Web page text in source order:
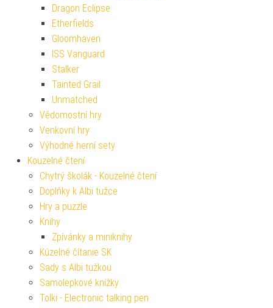
Dragon Eclipse
Etherfields
Gloomhaven
ISS Vanguard
Stalker
Tainted Grail
Unmatched
Vědomostní hry
Venkovní hry
Výhodné herní sety
Kouzelné čtení
Chytrý školák - Kouzelné čtení
Doplňky k Albi tužce
Hry a puzzle
Knihy
Zpívánky a miniknihy
Kúzelné čítanie SK
Sady s Albi tužkou
Samolepkové knížky
Tolki - Electronic talking pen